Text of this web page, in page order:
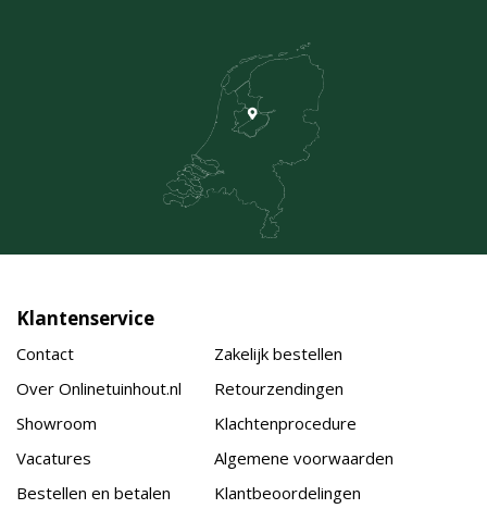
Klantenservice
Contact
Over Onlinetuinhout.nl
Showroom
Vacatures
Bestellen en betalen
Zakelijk bestellen
Retourzendingen
Klachtenprocedure
Algemene voorwaarden
Klantbeoordelingen